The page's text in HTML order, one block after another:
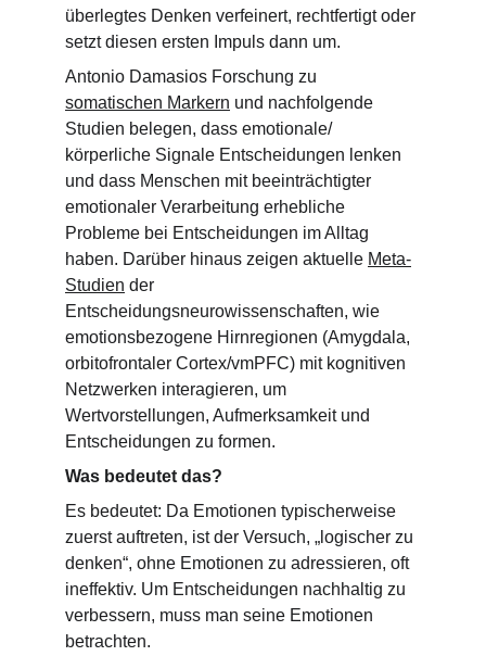
überlegtes Denken verfeinert, rechtfertigt oder
setzt diesen ersten Impuls dann um.
Antonio Damasios Forschung zu
somatischen Markern und nachfolgende
Studien belegen, dass emotionale/
körperliche Signale Entscheidungen lenken
und dass Menschen mit beeinträchtigter
emotionaler Verarbeitung erhebliche
Probleme bei Entscheidungen im Alltag
haben. Darüber hinaus zeigen aktuelle Meta-
Studien der
Entscheidungsneurowissenschaften, wie
emotionsbezogene Hirnregionen (Amygdala,
orbitofrontaler Cortex/vmPFC) mit kognitiven
Netzwerken interagieren, um
Wertvorstellungen, Aufmerksamkeit und
Entscheidungen zu formen.
Was bedeutet das?
Es bedeutet: Da Emotionen typischerweise
zuerst auftreten, ist der Versuch, „logischer zu
denken“, ohne Emotionen zu adressieren, oft
ineffektiv. Um Entscheidungen nachhaltig zu
verbessern, muss man seine Emotionen
betrachten.